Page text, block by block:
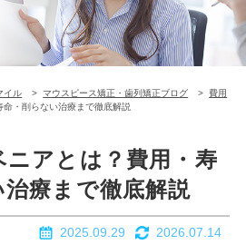
イル マウスピース矯正・歯列矯正ブログ
費用
・削らない治療まで徹底解説
ニアとは？費用・寿
療まで徹底解説
2025.09.29 2026.07.14